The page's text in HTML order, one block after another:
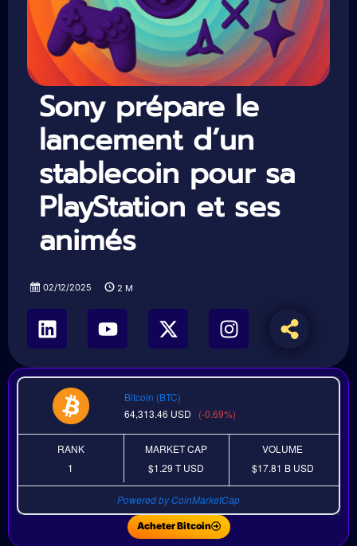
Sony prépare le
lancement d’un
stablecoin pour sa
PlayStation et ses
animés
02/12/2025 2 M
Bitcoin (BTC)
64,313.46 USD (-0.69%)
RANK
1
MARKET CAP
$1.29 TUSD
VOLUME
$17.81 B USD
Powered by CoinMarketCap
Acheter Bitcoin